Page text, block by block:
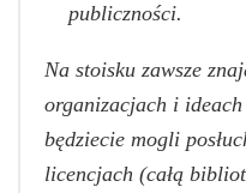
publiczności.
Na stoisku zawsze
organizacjach i
będziecie mogli
licencjach (całą